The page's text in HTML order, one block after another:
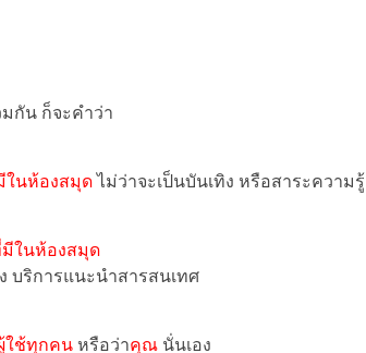
กัน ก็จะคำว่า
ในห้องสมุดไม่ว่าจะเป็นบันเทิง หรือสาระความรู้
มีในห้องสมุด
บริการแนะนำสารสนเทศ
ใช้ทุกคน หรือว่าคุณ นั่นเอง